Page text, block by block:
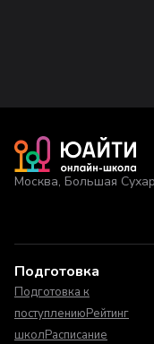
Москва, Большая
Подготовка
Подготовка к
поступлениюРейтинг
школРасписание